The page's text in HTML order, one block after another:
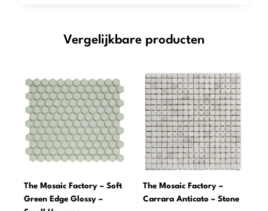
Vergelijkbare producten
The Mosaic Factory – Soft
Green Edge Glossy –
The Mosaic Factory –
Carrara Anticato – Stone